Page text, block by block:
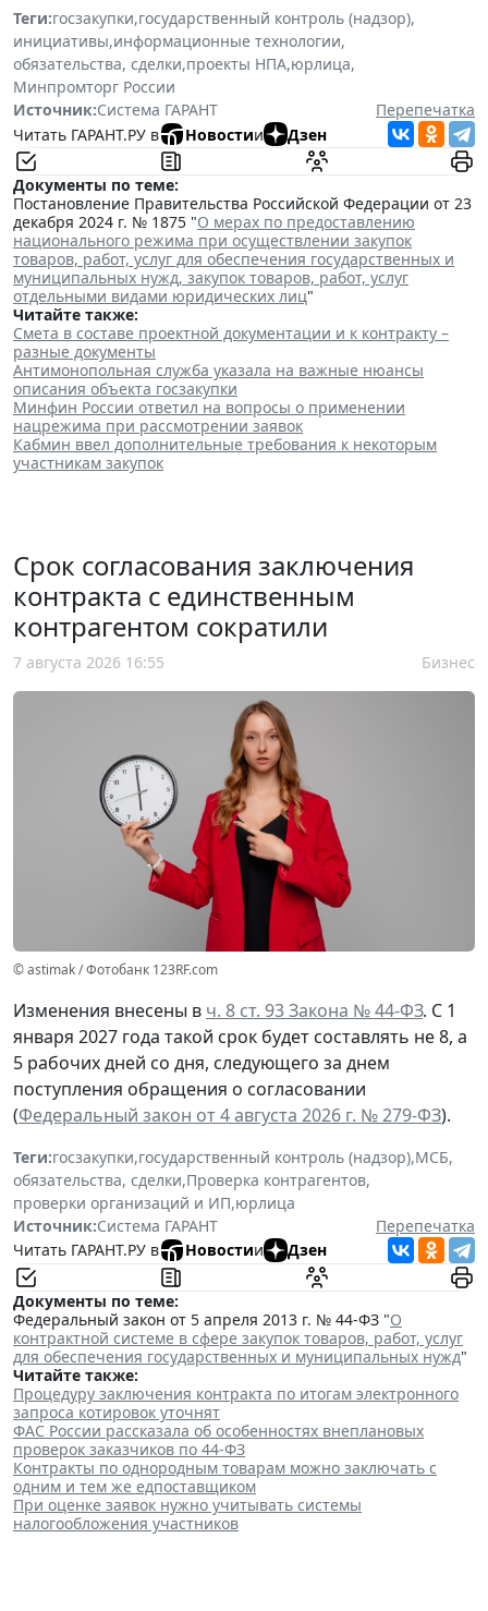
Теги:госзакупки,государственный контроль (надзор),
инициативы,информационные технологии,
обязательства, сделки,проекты НПА,юрлица,
Минпромторг России
Источник:Система ГАРАНТ
Перепечатка
Читать ГАРАНТ.РУ в
Новостии Дзен
Документы по теме:
Постановление Правительства Российской Федерации от 23
декабря 2024 г. № 1875 "О мерах по предоставлению
национального режима при осуществлении закупок
товаров, работ, услуг для обеспечения государственных и
муниципальных нужд, закупок товаров, работ, услуг
отдельными видами юридических лиц"
Читайте также:
Смета в составе проектной документации и к контракту –
разные документы
Антимонопольная служба указала на важные нюансы
описания объекта госзакупки
Минфин России ответил на вопросы о применении
нацрежима при рассмотрении заявок
Кабмин ввел дополнительные требования к некоторым
участникам закупок
Срок согласования заключения
контракта с единственным
контрагентом сократили
7 августа 2026 16:55 Бизнес
© astimak / Фотобанк 123RF.com
Изменения внесены в ч. 8 ст. 93 Закона № 44-ФЗ. С 1
января 2027 года такой срок будет составлять не 8, а
5 рабочих дней со дня, следующего за днем
поступления обращения о согласовании
(Федеральный закон от 4 августа 2026 г. № 279-ФЗ).
Теги:госзакупки,государственный контроль (надзор),МСБ,
обязательства, сделки,Проверка контрагентов,
проверки организаций и ИП,юрлица
Источник:Система ГАРАНТ
Перепечатка
Читать ГАРАНТ.РУ в
Новостии Дзен
Документы по теме:
Федеральный закон от 5 апреля 2013 г. № 44-ФЗ "О
контрактной системе в сфере закупок товаров, работ, услуг
для обеспечения государственных и муниципальных нужд"
Читайте также:
Процедуру заключения контракта по итогам электронного
запроса котировок уточнят
ФАС России рассказала об особенностях внеплановых
проверок заказчиков по 44-ФЗ
Контракты по однородным товарам можно заключать с
одним и тем же едпоставщиком
При оценке заявок нужно учитывать системы
налогообложения участников